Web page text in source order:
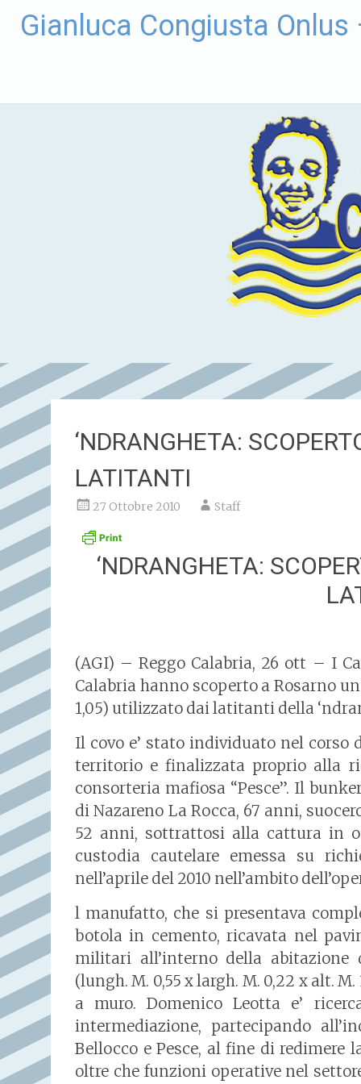
Gianluca Congiusta Onlus
‘NDRANGHETA:
LATITANTI
27 Ottobre 2010 Staff
‘NDRANGHETA:
(AGI) – Reggo Calabria, 26 ott – I
Calabria hanno scoperto a Rosarno
1,05) utilizzato dai latitanti della
Il covo e’ stato individuato nel
territorio e finalizzata proprio alla
consorteria mafiosa “Pesce”. Il
di Nazareno La Rocca, 67 anni,
52 anni, sottrattosi alla cattura in
custodia cautelare emessa su
nell’aprile del 2010 nell’ambito
l manufatto, che si presentava
botola in cemento, ricavata nel
militari all’interno della
(lungh. M. 0,55 x largh. M. 0,22 x alt.
a muro. Domenico Leotta e’
intermediazione, partecipando
Bellocco e Pesce, al fine di redimere
oltre che funzioni operative nel